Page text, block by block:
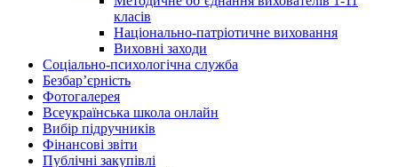
класів
Національно-патріотичне виховання
Виховні заходи
Соціально-психологічна служба
Безбар’єрність
Фотогалерея
Всеукраїнська школа онлайн
Вибір підручників
Фінансові звіти
Публічні закупівлі